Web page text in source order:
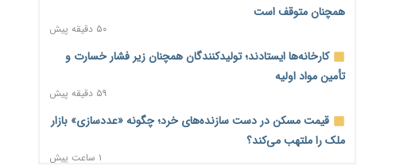
همچنان متوقف است
۵۰ دقیقه پیش
کارخانه‌ها ایستادند؛ تولیدکنندگان همچنان زیر فشار خسارت و
تأمین مواد اولیه
۵۹ دقیقه پیش
قیمت مسکن در دست سازنده‌های خرد؛ چگونه «عددسازی» بازار
ملک را ملتهب می‌کند؟
۱ ساعت پیش